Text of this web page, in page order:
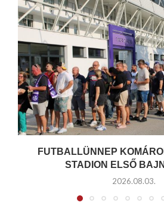
FUTBALLÜNNEP
STADION ELSŐ
2026.08.03.